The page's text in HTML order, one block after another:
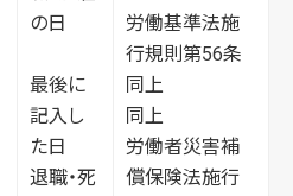
の日
最後に
記入し
た日
退職・死
労働基準法施
行規則第56条
同上
同上
労働者災害補
償保険法施行